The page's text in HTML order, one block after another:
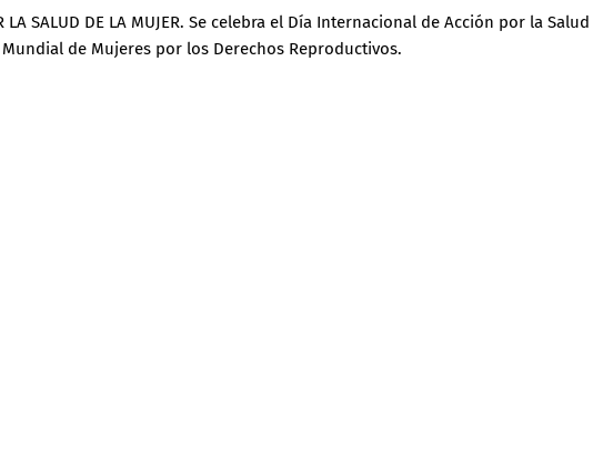
LA SALUD DE LA MUJER. Se celebra el Día Internacional de Acción por la Salud
de Mujeres por los Derechos Reproductivos.